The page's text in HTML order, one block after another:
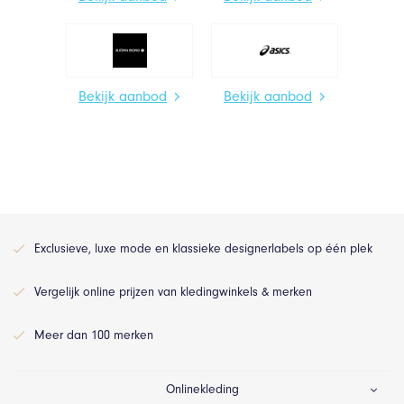
Bekijk aanbod Bekijk aanbod
Exclusieve, luxe mode en klassieke designerlabels op één plek
Vergelijk online prijzen van kledingwinkels & merken
Meer dan 100 merken
Onlinekleding